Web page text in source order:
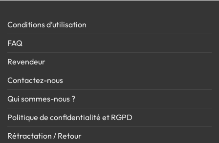
Conditions d’utilisation
FAQ
Revendeur
Contactez-nous
Qui sommes-nous ?
Politique de confidentialité et RGPD
Rétractation / Retour